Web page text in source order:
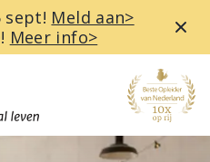
sept! Meld aan>
Meer info>